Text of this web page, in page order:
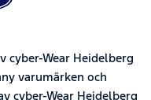
cyber-Wear Heidelberg
varumärken och
cyber-Wear Heidelberg